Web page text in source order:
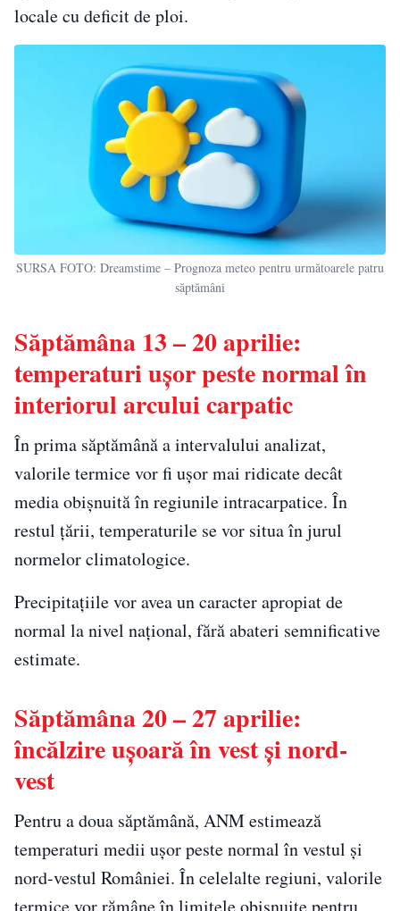
locale cu deficit de ploi.
SURSA FOTO: Dreamstime – Prognoza meteo pentru următoarele patru
săptămâni
Săptămâna 13 – 20 aprilie:
temperaturi ușor peste normal în
interiorul arcului carpatic
În prima săptămână a intervalului analizat,
valorile termice vor fi ușor mai ridicate decât
media obișnuită în regiunile intracarpatice. În
restul țării, temperaturile se vor situa în jurul
normelor climatologice.
Precipitațiile vor avea un caracter apropiat de
normal la nivel național, fără abateri semnificative
estimate.
Săptămâna 20 – 27 aprilie:
încălzire ușoară în vest și nord-
vest
Pentru a doua săptămână, ANM estimează
temperaturi medii ușor peste normal în vestul și
nord-vestul României. În celelalte regiuni, valorile
termice vor rămâne în limitele obișnuite pentru